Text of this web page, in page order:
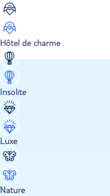
Hôtel de charme
Insolite
Luxe
Nature